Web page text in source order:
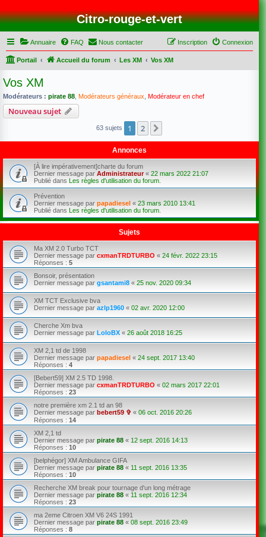
Citro-rouge-et-vert
Annuaire FAQ Nous contacter Connexion
Inscription
Portail Accueil du forum Les XM Vos XM
Vos XM
Modérateurs : pirate 88 Modérateurs généraux Modérateur en chef
Nouveau sujet
63 sujets 1 2
Annonces
[À lire impérativement]charte du forum
Dernier message par Administrateur« 22 mars 2022 21:07
Publié dans Les règles d'utilisation du forum.
Prévention
Dernier message par papadiesel « 23 mars 2010 13:41
Publié dans Les règles d'utilisation du forum.
Sujets
Ma XM 2.0 Turbo TCT
Dernier message par cxmanTRDTURBO « 24 févr. 2022 23:15
Réponses : 5
Bonsoir, présentation
Dernier message par gsantami8 « 25 nov. 2020 09:34
XM TCT Exclusive bva
Dernier message par azlp1960 « 02 avr. 2020 12:00
Cherche Xm bva
Dernier message par LoloBX « 26 août 2018 16:25
XM 2,1 td de 1998
Dernier message par papadiesel « 24 sept. 2017 13:40
Réponses : 4
[Bebert59] XM 2.5 TD 1998.
Dernier message par cxmanTRDTURBO « 02 mars 2017 22:01
Réponses : 23
notre première xm 2.1 td an 98
Dernier message par bebert59 ✞ « 06 oct. 2016 20:26
Réponses : 14
XM 2,1 td
Dernier message par pirate 88 « 12 sept. 2016 14:13
Réponses : 10
[belphégor] XM Ambulance GIFA
Dernier message par pirate 88 « 11 sept. 2016 13:35
Réponses : 10
Recherche XM break pour tournage d'un long métrage
Dernier message par pirate 88 « 11 sept. 2016 12:34
Réponses : 23
ma 2eme Citroen XM V6 24S 1991
Dernier message par pirate 88 « 08 sept. 2016 23:49
Réponses : 8